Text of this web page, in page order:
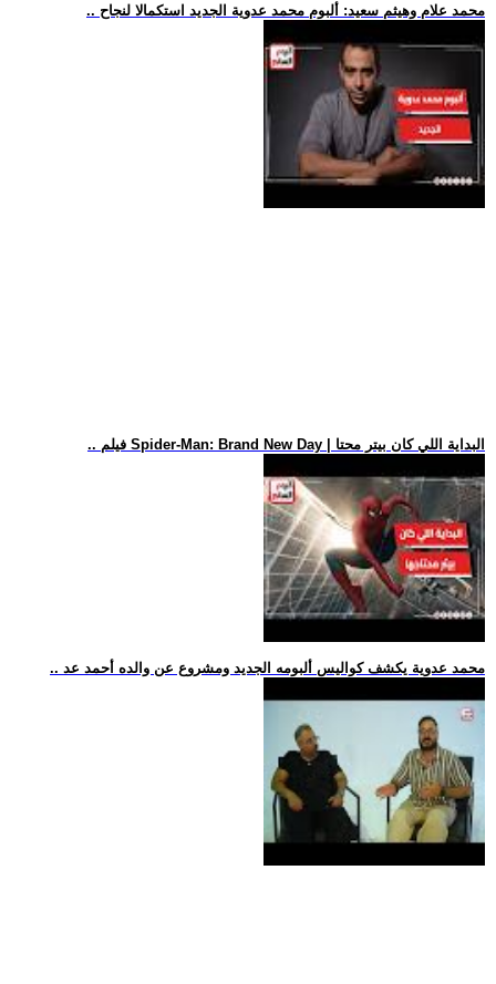
.. محمد علام وهيثم سعيد: ألبوم محمد عدوية الجديد استكمالا لنجاح
.. فيلم Spider-Man: Brand New Day | البداية اللي كان بيتر محتا
.. محمد عدوية يكشف كواليس ألبومه الجديد ومشروع عن والده أحمد عد